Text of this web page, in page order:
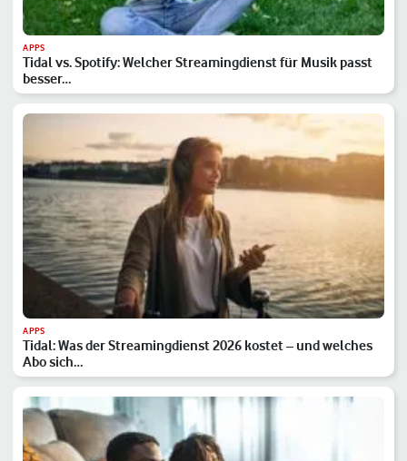
APPS
Tidal vs. Spotify: Welcher Streamingdienst für Musik passt
besser…
APPS
Tidal: Was der Streamingdienst 2026 kostet – und welches
Abo sich…